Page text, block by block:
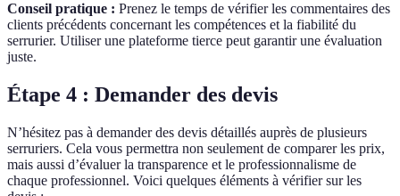
Conseil pratique : Prenez le temps de vérifier les commentaires des
clients précédents concernant les compétences et la fiabilité du
serrurier. Utiliser une plateforme tierce peut garantir une évaluation
juste.
Étape 4 : Demander des devis
N’hésitez pas à demander des devis détaillés auprès de plusieurs
serruriers. Cela vous permettra non seulement de comparer les prix,
mais aussi d’évaluer la transparence et le professionnalisme de
chaque professionnel. Voici quelques éléments à vérifier sur les